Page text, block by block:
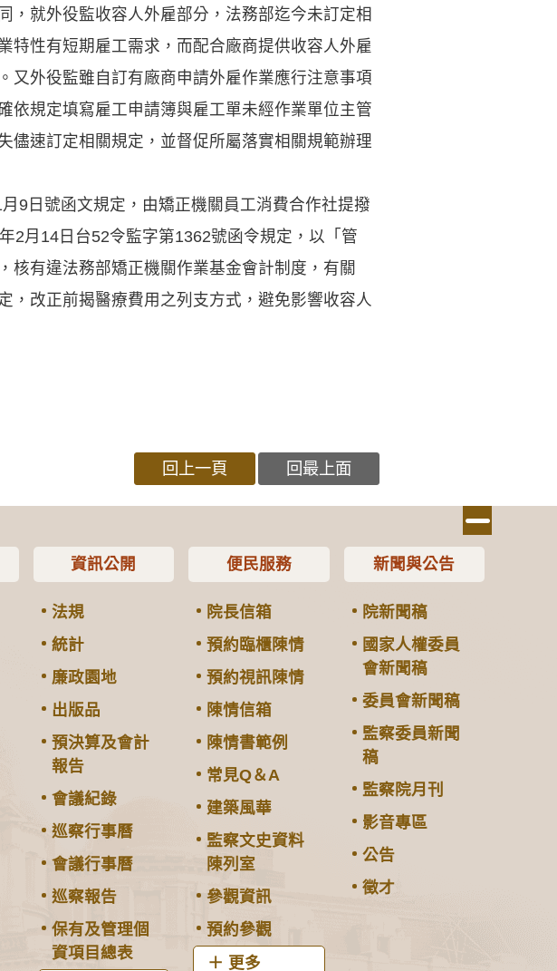
，就外役監收容人外雇部分，法務部迄今未訂定相
特性有短期雇工需求，而配合廠商提供收容人外雇
又外役監雖自訂有廠商申請外雇作業應行注意事項
依規定填寫雇工申請簿與雇工單未經作業單位主管
儘速訂定相關規定，並督促所屬落實相關規範辦理
9日號函文規定，由矯正機關員工消費合作社提撥
2月14日台52令監字第1362號函令規定，以「管
核有違法務部矯正機關作業基金會計制度，有關
，改正前揭醫療費用之列支方式，避免影響收容人
回上一頁 回最上面
資訊公開
法規
統計
廉政園地
出版品
預決算及會計
報告
會議紀錄
巡察行事曆
會議行事曆
巡察報告
保有及管理個
資項目總表
便民服務
院長信箱
預約臨櫃陳情
預約視訊陳情
陳情信箱
陳情書範例
常見Q＆A
建築風華
監察文史資料
陳列室
參觀資訊
預約參觀
更多
新聞與公告
院新聞稿
國家人權委員
會新聞稿
委員會新聞稿
監察委員新聞
稿
監察院月刊
影音專區
公告
徵才